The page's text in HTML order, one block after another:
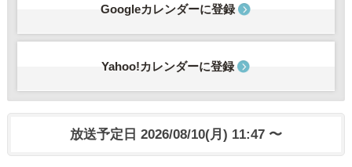
Googleカレンダーに登録
Yahoo!カレンダーに登録
放送予定日 2026/08/10(月) 11:47 〜